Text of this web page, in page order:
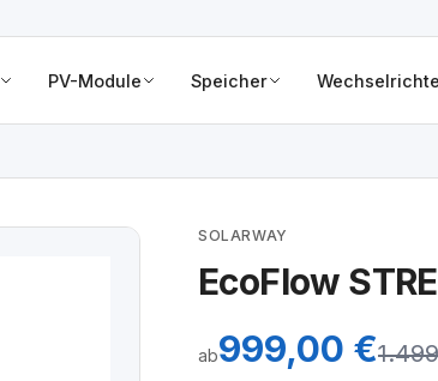
PV-Module Speicher
SOLARWAY
EcoFlow
ab999,00 €